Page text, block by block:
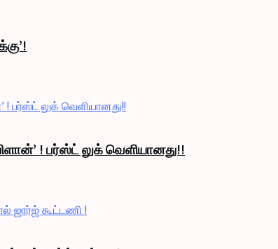
! பர்ஸ்ட் லுக் வெளியானது!!